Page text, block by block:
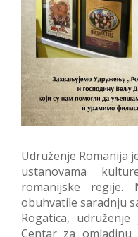
Udruženje Romanija
ustanovama
romanijske
obuhvatile saradnju
Rogatica,
Centar za omladinu